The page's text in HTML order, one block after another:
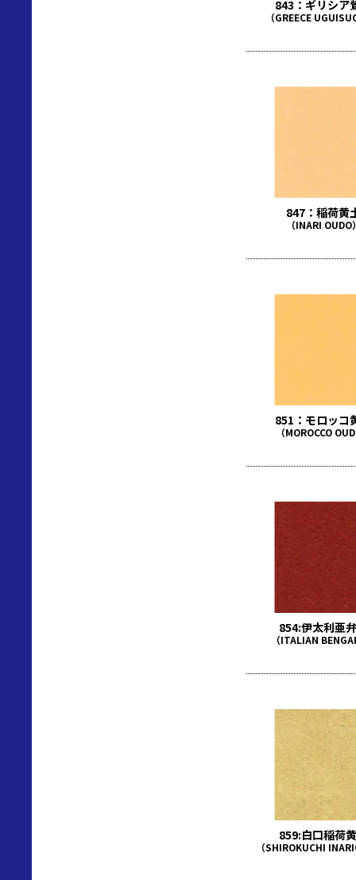
843：ギリシア
（GREECE
847：稲荷黄
（INARI OUDO
851：モロッコ
（MOROCCO
854:伊太利亜
（ITALIAN
859:白口稲荷
（SHIROKUCHI